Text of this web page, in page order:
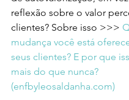
reflexão sobre o valor
clientes? Sobre isso >>>
mudança você está
seus clientes? E por que
mais do que nunca?
(enfbyleosaldanha.com)